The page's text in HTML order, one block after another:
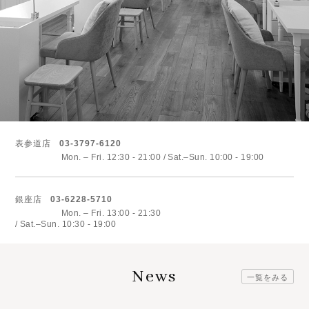
表参道店
03-3797-6120
Mon. – Fri. 12:30 - 21:00
Sat.–Sun. 10:00 - 19:00
銀座店
03-6228-5710
Mon. – Fri. 13:00 - 21:30
Sat.–Sun. 10:30 - 19:00
News 一覧をみる